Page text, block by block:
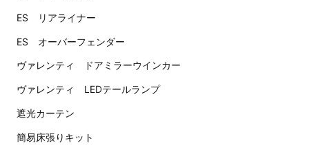
ES リアライナー
ES オーバーフェンダー
ヴァレンティ ドアミラーウインカー
ヴァレンティ LEDテールランプ
遮光カーテン
簡易床張りキット